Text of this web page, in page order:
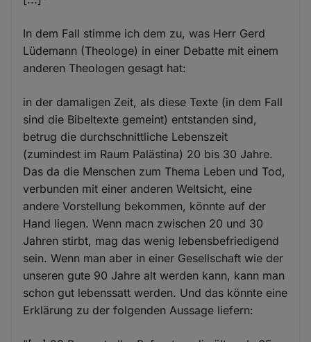
In dem Fall stimme ich dem zu, was Herr Gerd
Lüdemann (Theologe) in einer Debatte mit einem
anderen Theologen gesagt hat:
in der damaligen Zeit, als diese Texte (in dem Fall
sind die Bibeltexte gemeint) entstanden sind,
betrug die durchschnittliche Lebenszeit
(zumindest im Raum Palästina) 20 bis 30 Jahre.
Das da die Menschen zum Thema Leben und Tod,
verbunden mit einer anderen Weltsicht, eine
andere Vorstellung bekommen, könnte auf der
Hand liegen. Wenn macn zwischen 20 und 30
Jahren stirbt, mag das wenig lebensbefriedigend
sein. Wenn man aber in einer Gesellschaft wie der
unseren gute 90 Jahre alt werden kann, kann man
schon gut lebenssatt werden. Und das könnte eine
Erklärung zu der folgenden Aussage liefern: